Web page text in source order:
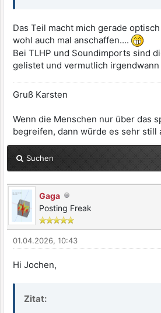
Das Teil macht mich gerade
wohl auch mal anschaffen....
Bei TLHP und Soundimports sind
gelistet und vermutlich irgendwann
Gruß Karsten
Wenn die Menschen nur über das
begreifen, dann würde es sehr still
Suchen
Gaga
Posting Freak
01.04.2026, 10:43
Hi Jochen,
Zitat: